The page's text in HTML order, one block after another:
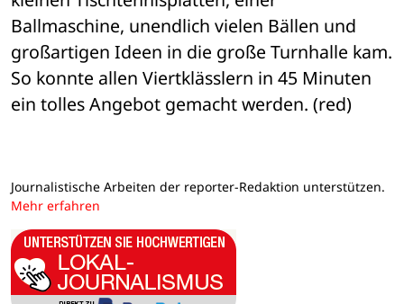
Ballmaschine, unendlich vielen Bällen und
großartigen Ideen in die große Turnhalle kam.
So konnte allen Viertklässlern in 45 Minuten
ein tolles Angebot gemacht werden. (red)
Journalistische Arbeiten der reporter-Redaktion unterstützen.
Mehr erfahren